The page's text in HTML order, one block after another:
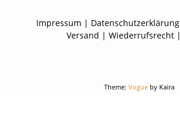
Impressum | Datenschutzerklärung
Versand | Wiederrufsrecht|
Theme: Vogueby Kaira